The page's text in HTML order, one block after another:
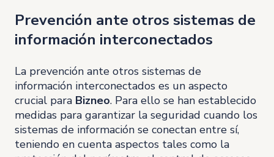
Prevención ante otros sistemas de
información interconectados
La prevención ante otros sistemas de
información interconectados es un aspecto
crucial para Bizneo. Para ello se han establecido
medidas para garantizar la seguridad cuando los
sistemas de información se conectan entre sí,
teniendo en cuenta aspectos tales como la